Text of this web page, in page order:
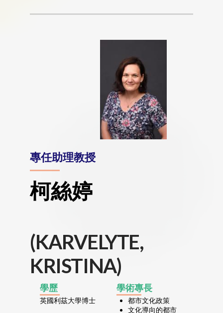
專任助理教授
柯絲婷
(KARVELYTE,
KRISTINA)
學歷
英國利茲大學博士
學術專長
都市文化政策
文化導向的都市